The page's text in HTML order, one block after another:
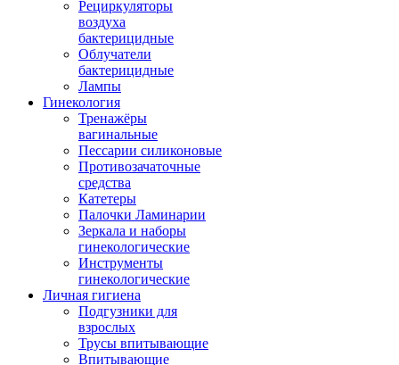
Рециркуляторы
воздуха
бактерицидные
Облучатели
бактерицидные
Лампы
Гинекология
Тренажёры
вагинальные
Пессарии силиконовые
Противозачаточные
средства
Катетеры
Палочки Ламинарии
Зеркала и наборы
гинекологические
Инструменты
гинекологические
Личная гигиена
Подгузники для
взрослых
Трусы впитывающие
Впитывающие